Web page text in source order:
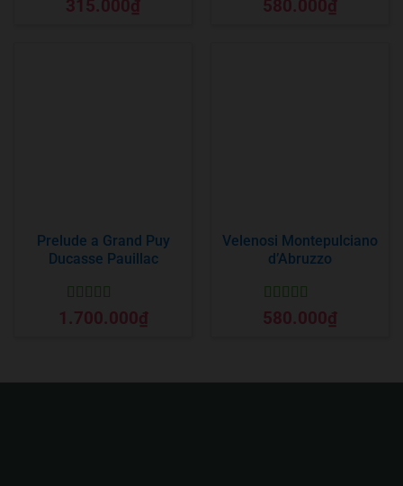
hạng55 sao
315.000₫
hạng55 sao
580.000₫
Prelude a Grand Puy
Ducasse Pauillac
Được xếp
hạng55 sao
1.700.000₫
Velenosi Montepulciano
d’Abruzzo
Được xếp
hạng55 sao
580.000₫